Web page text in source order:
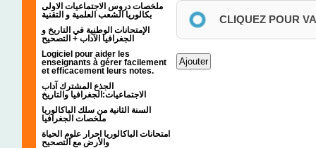
ملخصات دروس الاجتماعيات الاولى
بكالوريا الشعب العلمية و التقنية
الإمتحانات الوطنية في التاريخ و
الجغرافيا الآداب + التصحيح
Logiciel pour aider les
enseignants à gérer facilement
et efficacement leurs notes.
الجذع المشترك آداب
الاجتماعيات:الجغرافيا والتاريخ
السنة الثانية من سلك الباكالوريا
ملخصات الجغرافيا
امتحانات الباكالوريا احرار علوم الحياة
والأرض مع التصحيح
CLIQUEZ POUR